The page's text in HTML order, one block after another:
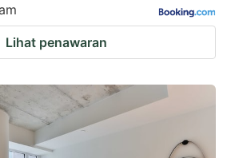
Lihat penawaran